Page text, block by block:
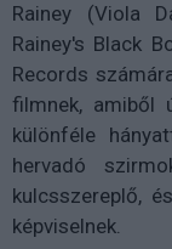
Rainey (Viola
Rainey's Black
Records
filmnek, amiből
különféle
hervadó
kulcsszereplő,
képviselnek.